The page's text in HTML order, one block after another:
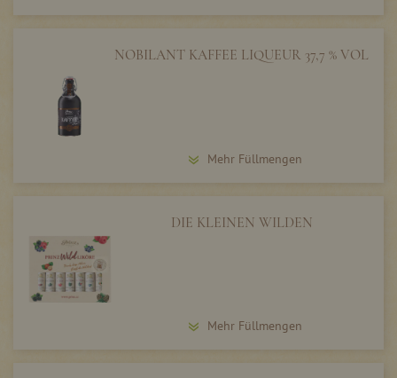
NOBILANT KAFFEE LIQUEUR 37,7 % VOL
Mehr Füllmengen
DIE KLEINEN WILDEN
Mehr Füllmengen